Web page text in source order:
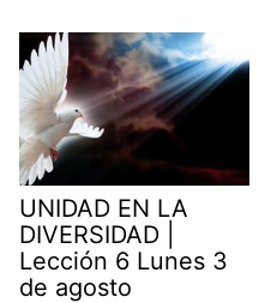
UNIDAD EN LA
DIVERSIDAD |
Lección 6 Lunes 3
de agosto